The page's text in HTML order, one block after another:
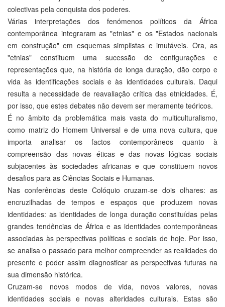
colectivas pela conquista dos poderes.
Várias interpretações dos fenómenos políticos da África
contemporânea integraram as "etnias" e os "Estados nacionais
em construção" em esquemas simplistas e imutáveis. Ora, as
"etnias" constituem uma sucessão de configurações e
representações que, na história de longa duração, dão corpo e
vida às identificações sociais e às identidades culturais. Daqui
resulta a necessidade de reavaliação crítica das etnicidades. É,
por isso, que estes debates não devem ser meramente teóricos.
É no âmbito da problemática mais vasta do multiculturalismo,
como matriz do Homem Universal e de uma nova cultura, que
importa analisar os factos contemporâneos quanto à
compreensão das novas éticas e das novas lógicas sociais
subjacentes às sociedades africanas e que constituem novos
desafios para as Ciências Sociais e Humanas.
Nas conferências deste Colóquio cruzam-se dois olhares: as
encruzilhadas de tempos e espaços que produzem novas
identidades: as identidades de longa duração constituídas pelas
grandes tendências de África e as identidades contemporâneas
associadas às perspectivas políticas e sociais de hoje. Por isso,
se analisa o passado para melhor compreender as realidades do
presente e poder assim diagnosticar as perspectivas futuras na
sua dimensão histórica.
Cruzam-se novos modos de vida, novos valores, novas
identidades sociais e novas alteridades culturais. Estas são